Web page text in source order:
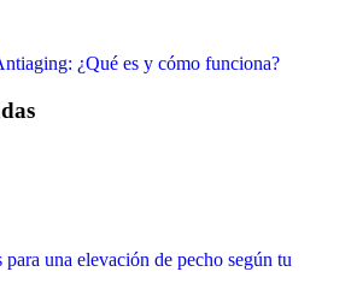
¿Qué es y cómo funciona?
una elevación de pecho según tu